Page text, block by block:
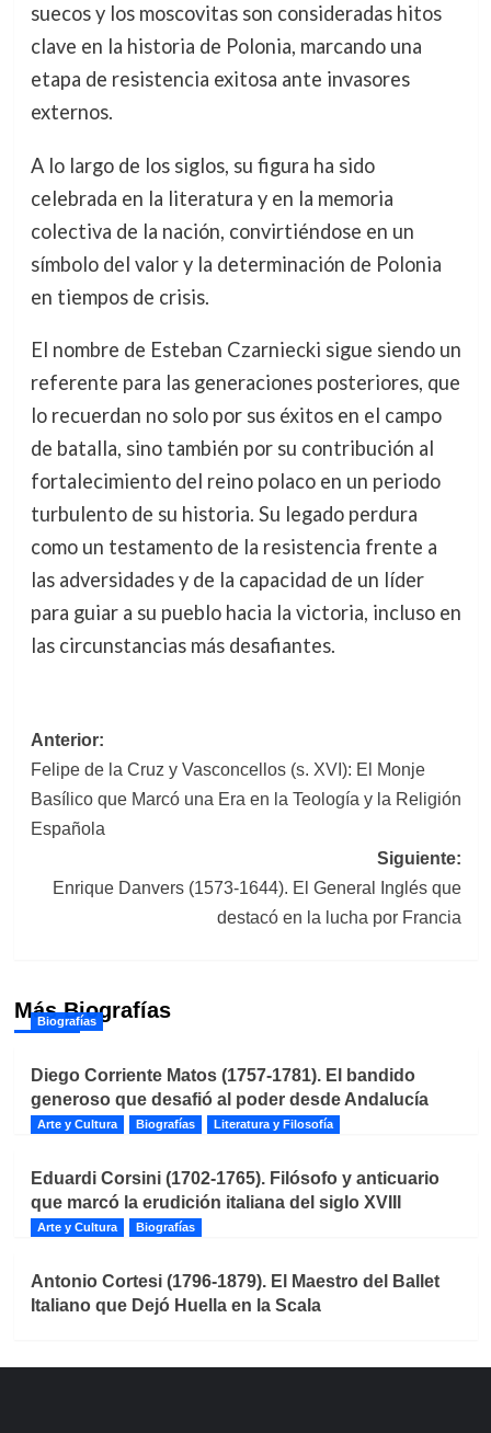
suecos y los moscovitas son consideradas hitos
clave en la historia de Polonia, marcando una
etapa de resistencia exitosa ante invasores
externos.
A lo largo de los siglos, su figura ha sido
celebrada en la literatura y en la memoria
colectiva de la nación, convirtiéndose en un
símbolo del valor y la determinación de Polonia
en tiempos de crisis.
El nombre de Esteban Czarniecki sigue siendo un
referente para las generaciones posteriores, que
lo recuerdan no solo por sus éxitos en el campo
de batalla, sino también por su contribución al
fortalecimiento del reino polaco en un periodo
turbulento de su historia. Su legado perdura
como un testamento de la resistencia frente a
las adversidades y de la capacidad de un líder
para guiar a su pueblo hacia la victoria, incluso en
las circunstancias más desafiantes.
Navegación
de
entradas
Anterior:
Felipe de la Cruz y Vasconcellos (s. XVI): El Monje
Basílico que Marcó una Era en la Teología y la Religión
Española
Siguiente:
Enrique Danvers (1573-1644). El General Inglés que
destacó en la lucha por Francia
Más Biografías
Biografías
Diego Corriente Matos (1757-1781). El bandido
generoso que desafió al poder desde Andalucía
Arte y Cultura Biografías Literatura y Filosofía
Eduardi Corsini (1702-1765). Filósofo y anticuario
que marcó la erudición italiana del siglo XVIII
Arte y Cultura Biografías
Antonio Cortesi (1796-1879). El Maestro del Ballet
Italiano que Dejó Huella en la Scala